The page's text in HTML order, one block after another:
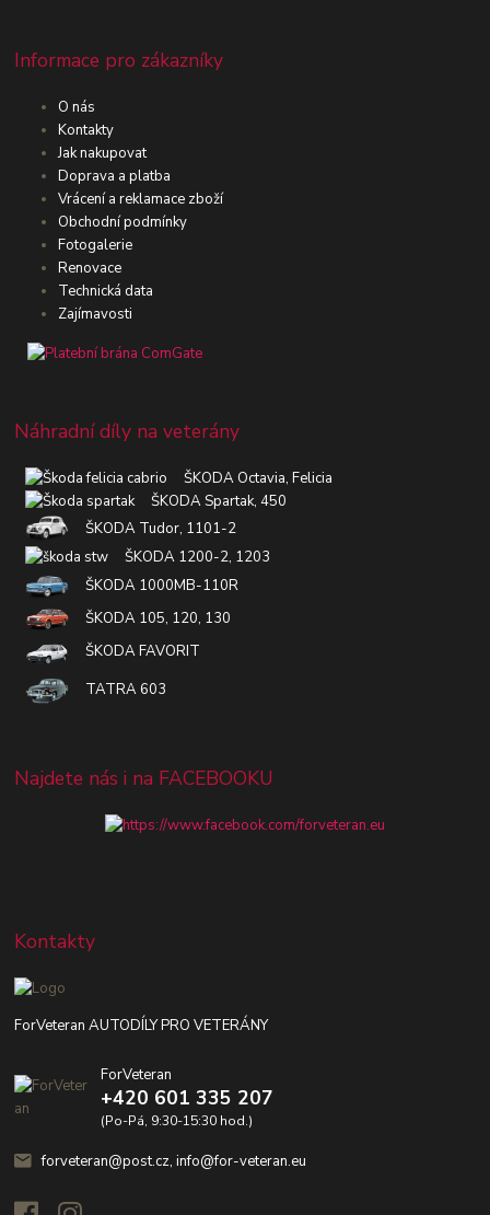
Informace pro zákazníky
O nás
Kontakty
Jak nakupovat
Doprava a platba
Vrácení a reklamace zboží
Obchodní podmínky
Fotogalerie
Renovace
Technická data
Zajímavosti
Náhradní díly na veterány
ŠKODA Octavia, Felicia
ŠKODA Spartak, 450
ŠKODA Tudor, 1101-2
ŠKODA 1200-2, 1203
ŠKODA 1000MB-110R
ŠKODA 105, 120, 130
ŠKODA FAVORIT
TATRA 603
Najdete nás i na FACEBOOKU
Kontakty
ForVeteran AUTODÍLY PRO VETERÁNY
ForVeteran
+420 601 335 207
(Po-Pá, 9:30-15:30 hod.)
forveteran@post.cz, info@for-veteran.eu